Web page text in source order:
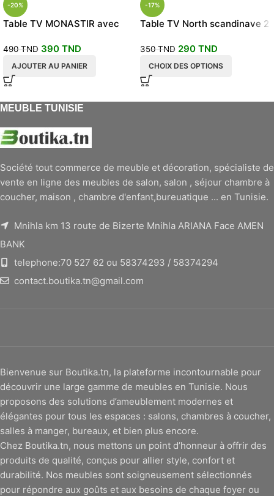
-20%
Table TV MONASTIR avec
490TND 390 TND
AJOUTER AU PANIER
-17%
Table TV North scandinave 2
350TND 290 TND
CHOIX DES OPTIONS
MEUBLE TUNISIE
Société tout commerce de meuble et décoration, spécialiste de
vente en ligne des meubles de salon, salon , séjour chambre à
coucher, maison , chambre d'enfant,bureuatique ... en Tunisie.
Mnihla km 13 route de Bizerte Mnihla ARIANA Face AMEN
BANK
telephone:70 527 62 ou 58374293 / 58374294
contact.boutika.tn@gmail.com
Bienvenue sur Boutika.tn, la plateforme incontournable pour
découvrir une large gamme de meubles en Tunisie. Nous
proposons des solutions d’ameublement modernes et
élégantes pour tous les espaces : salons, chambres à coucher,
salles à manger, bureaux, et bien plus encore.
Chez Boutika.tn, nous mettons un point d’honneur à offrir des
produits de qualité, conçus pour allier style, confort et
durabilité. Nos meubles sont soigneusement sélectionnés
pour répondre aux goûts et aux besoins de chaque foyer ou